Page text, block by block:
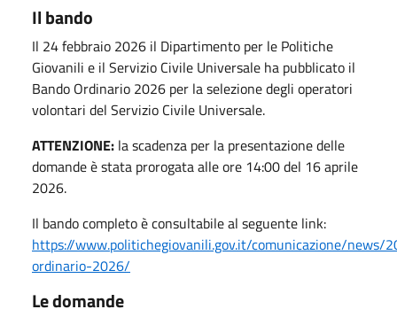
Il bando
Il 24 febbraio 2026 il Dipartimento per le Politiche
Giovanili e il Servizio Civile Universale ha pubblicato il
Bando Ordinario 2026 per la selezione degli operatori
volontari del Servizio Civile Universale.
ATTENZIONE: la scadenza per la presentazione delle
domande è stata prorogata alle ore 14:00 del 16 aprile
2026.
Il bando completo è consultabile al seguente link:
https://www.politichegiovanili.gov.it/comunicazione/news/
ordinario-2026/
Le domande